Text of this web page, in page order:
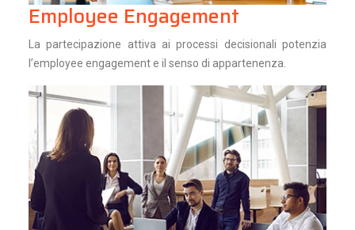
Employee Engagement
La partecipazione attiva ai processi decisionali potenzia
l’employee engagement e il senso di appartenenza.